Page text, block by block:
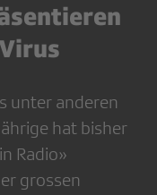
unter anderen
hat bisher
Radio»
grossen